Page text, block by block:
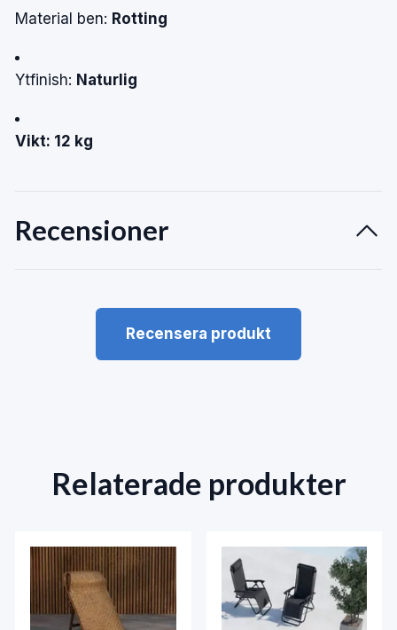
Material ben: Rotting
Ytfinish: Naturlig
Vikt: 12 kg
Recensioner
Recensera produkt
Relaterade produkter